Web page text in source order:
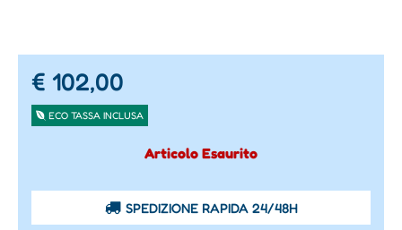
€ 102,00
ECO TASSA INCLUSA
Articolo Esaurito
SPEDIZIONE RAPIDA 24/48H